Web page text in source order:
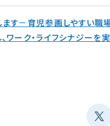
す－育児参画しやすい職
ワーク・ライフシナジー